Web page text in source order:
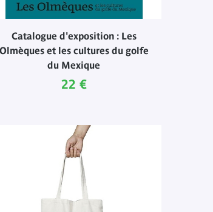
Catalogue d'exposition : Les
Olmèques et les cultures du golfe
du Mexique
Prix ​​actuel
22 €